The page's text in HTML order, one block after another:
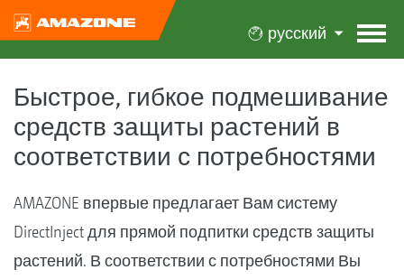
русский
Быстрое, гибкое подмешивание
средств защиты растений в
соответствии с потребностями
AMAZONE впервые предлагает Вам систему
DirectInject для прямой подпитки средств защиты
растений. В соответствии с потребностями Вы